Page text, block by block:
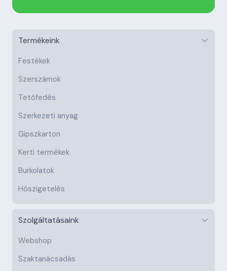
Termékeink
Festékek
Szerszámok
Tetőfedés
Szerkezeti anyag
Gipszkarton
Kerti termékek
Burkolatok
Hőszigetelés
Szolgáltatásaink
Webshop
Szaktanácsadás